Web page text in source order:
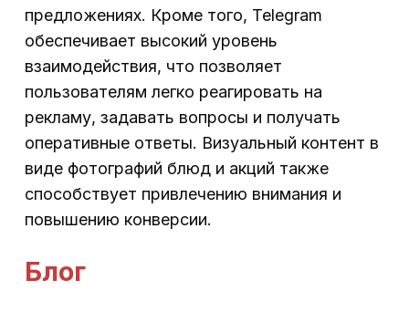
предложениях. Кроме того, Telegram
обеспечивает высокий уровень
взаимодействия, что позволяет
пользователям легко реагировать на
рекламу, задавать вопросы и получать
оперативные ответы. Визуальный контент в
виде фотографий блюд и акций также
способствует привлечению внимания и
повышению конверсии.
Блог